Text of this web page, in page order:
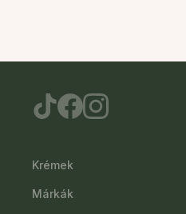
Krémek
Márkák